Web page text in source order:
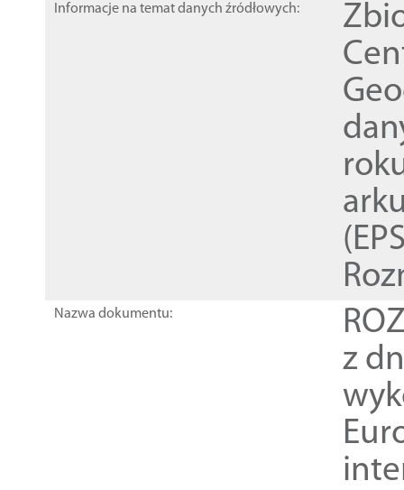
Informacje na temat danych źródłowych:
Nazwa dokumentu:
z